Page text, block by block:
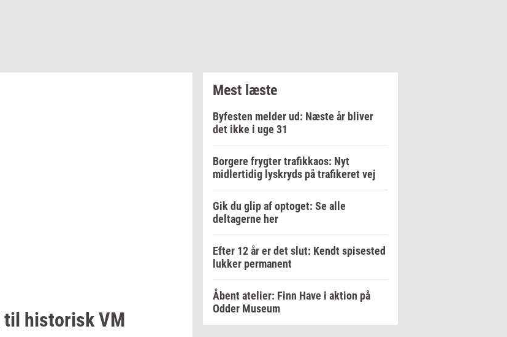
til hi­sto­riskVM
Mest læste
Byfesten melder ud: Næste år bliver
det ikke i uge 31
Borgere frygter trafikkaos: Nyt
midlertidig lyskryds på trafikeret vej
Gik du glip af optoget: Se alle
deltagerne her
Efter 12 år er det slut: Kendt spisested
lukker permanent
Åbent atelier: Finn Have i aktion på
Odder Museum